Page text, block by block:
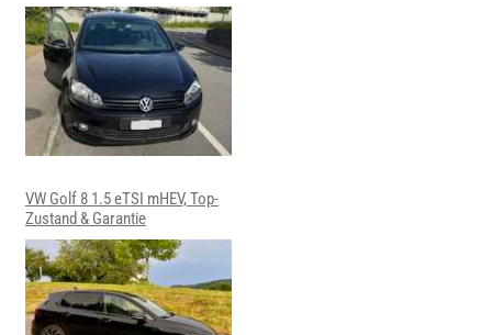
VW Golf 8 1.5 eTSI mHEV, Top-
Zustand & Garantie